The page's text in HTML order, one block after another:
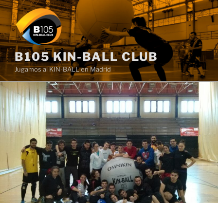
Saltar
contenido
B105 KIN-BALL CLUB
Jugamos al KIN-BALL en Madrid